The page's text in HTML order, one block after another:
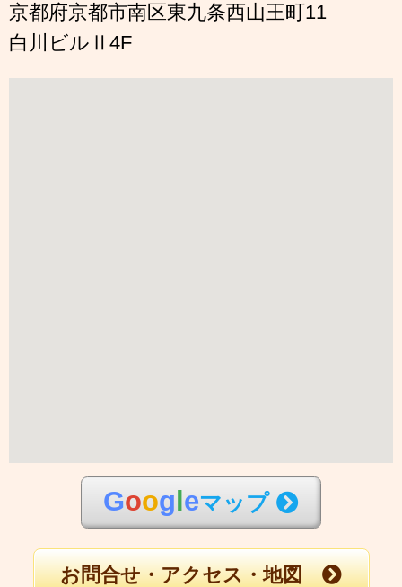
京都府京都市南区東九条西山王町11
白川ビルⅡ4F
Goog eマップ
お問合せ・アクセス・地図